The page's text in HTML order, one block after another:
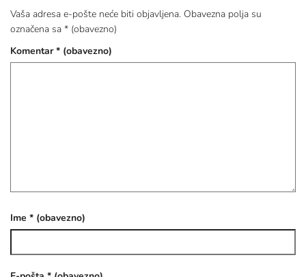
Vaša adresa e-pošte neće biti objavljena. Obavezna polja su
označena sa * (obavezno)
Komentar* (obavezno)
Ime * (obavezno)